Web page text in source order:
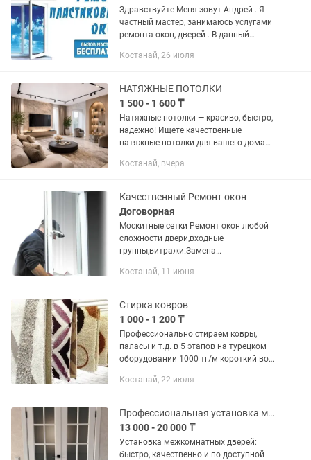
Здравствуйте Меня зовут Андрей . Я
частный мастер, занимаюсь услугами
ремонта окон, дверей . В данный
сделаю вам скидку 10%, если
Костанай, 26 июля
НАТЯЖНЫЕ ПОТОЛКИ
1 500 - 1 600 ₸
Натяжные потолки — красиво, быстро,
надежно! Ищете качественные
натяжные потолки для вашего дома
Широкий ассортимент: матовые,
Костанай, вчера
Качественный Ремонт окон
Договорная
Москитные сетки Ремонт окон любой
сложности двери,входные
группы,витражи.Замена
откосов,стеклопакетов,подоконников.О
выезд в районы.
Костанай, 11 июня
Стирка ковров
1 000 - 1 200 ₸
Профессионально стираем ковры,
паласы и т.д. в 5 этапов на турецком
оборудовании 1000 тг/м короткий ворс
привезем бесплатно
Костанай, 22 июля
Профессиональная установка межкомнатных дверей
13 000 - 20 000 ₸
Установка межкомнатных дверей:
быстро, качественно и по доступной